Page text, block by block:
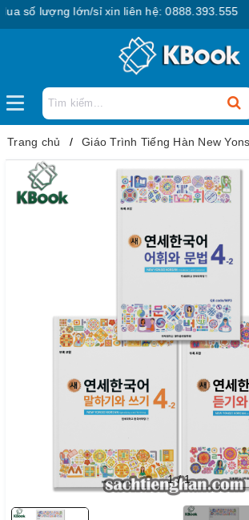
số lượng lớn/sỉ xin liên hệ: 0888.393.555
Trang chủ Giáo Trình Tiếng Hàn New
1/1